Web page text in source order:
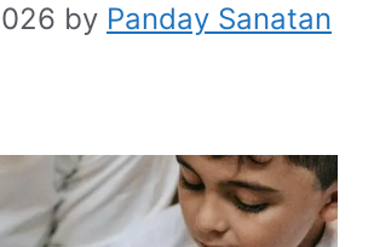
by Panday Sanatan